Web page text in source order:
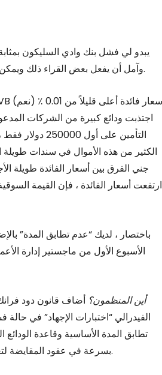
يبدو لي فشل بنك وادي السليكون
المنشور بروح فضولي. لا أعرف تفاصيل كيف تم تنظيم SVB ، وآمل أن يفعل بعض القراء ذلك ويمكن أن يتناغموا معها.
التأمين على
جني الفرق بين أسعار الفائدة طويلة
ارتفعت أسعار الفائدة ، فإن القيمة
باختصار ، لديك “عدم تطابق المدة”
الأسبوع الأول من ماجستير إدارة
أين المنظمون؟ أضاف قانون دود
الفيدرالي “اختبارات الإجهاد” في
تطابق المدة الأساسية وقاعدة
بسرعة في عقود المقايضة لتغيير تعرضها لمخاطر أسعار الفائدة بثمن بخس دون بيع محفظة الأصول بالكامل.